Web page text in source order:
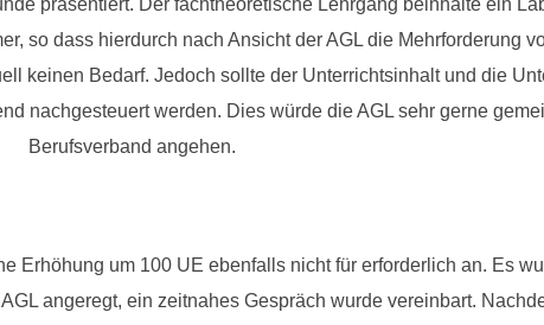
präsentiert. Der fachtheoretische Lehrgang beinhalte ein
so dass hierdurch nach Ansicht der AGL die Mehrforderung
keinen Bedarf. Jedoch sollte der Unterrichtsinhalt und die
nachgesteuert werden. Dies würde die AGL sehr gerne
Berufsverband angehen.
Erhöhung um 100 UE ebenfalls nicht für erforderlich an. Es
angeregt, ein zeitnahes Gespräch wurde vereinbart.